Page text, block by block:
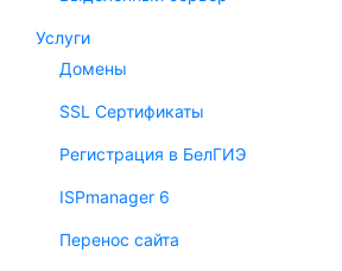
Услуги
Домены
SSL Сертификаты
Регистрация в БелГИЭ
ISPmanager 6
Перенос сайта